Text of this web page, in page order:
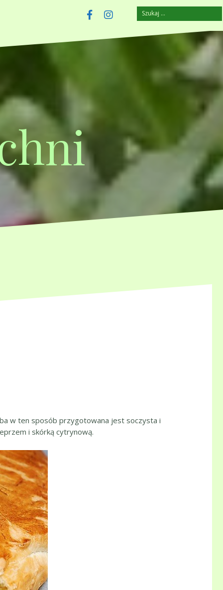
Instagram
szczuplejemy.pl
Szukaj:
w ten sposób przygotowana jest soczysta i
i skórką cytrynową.